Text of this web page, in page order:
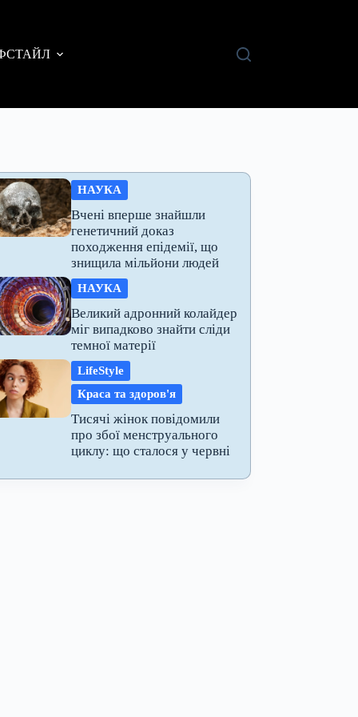
НАУКА
Вчені вперше знайшли
генетичний доказ
походження епідемії, що
знищила мільйони людей
НАУКА
Великий адронний колайдер
міг випадково знайти сліди
темної матерії
LifeStyle
Краса та здоров'я
Тисячі жінок повідомили
про збої менструального
циклу: що сталося у червні